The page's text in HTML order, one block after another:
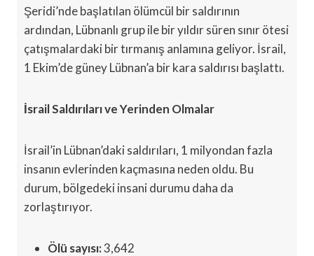
Şeridi’nde başlatılan ölümcül bir saldırının
ardından, Lübnanlı grup ile bir yıldır süren sınır ötesi
çatışmalardaki bir tırmanış anlamına geliyor. İsrail,
1 Ekim’de güney Lübnan’a bir kara saldırısı başlattı.
İsrail Saldırıları ve Yerinden Olmalar
İsrail’in Lübnan’daki saldırıları, 1 milyondan fazla
insanın evlerinden kaçmasına neden oldu. Bu
durum, bölgedeki insani durumu daha da
zorlaştırıyor.
Ölü sayısı:3,642